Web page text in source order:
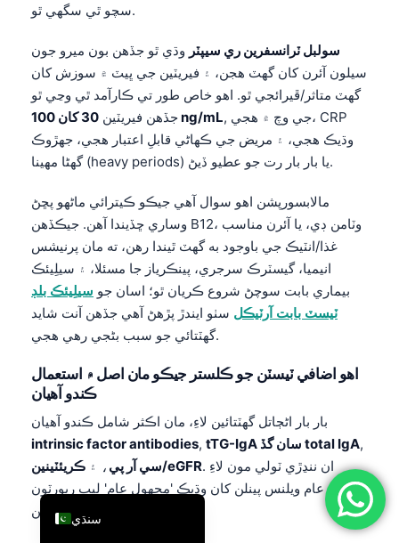
سچو ٿي سگهي ٿو.
سولبل ٽرانسفرين ري سيپٽر وڌي ٿو جڏهن بون ميرو جون
سيلون آئرن کان گهٽ هجن، ۽ فيريٽين جي ڀيٽ ۾ سوزش کان
گهٽ متاثر/ڦيرائجي ٿو. اهو خاص طور تي ڪارآمد ٿي وڃي ٿو
جڏهن فيريٽين30 کان 100 ng/mL, جي وچ ۾ هجي، CRP
وڌيڪ هجي، ۽ مريض جي ڪهاڻي قابلِ اعتبار هجي، جهڙوڪ
گهڻا مهينا (heavy periods) يا بار بار رت جو عطيو ڏيڻ.
مالابسورپشن اهو سوال آهي جيڪو ڪيترائي ماڻهو پڇڻ
وساري ڇڏيندا آهن. جيڪڏهن B12، وٽامن ڊي، يا آئرن مناسب
غذا/انٽيڪ جي باوجود به گهٽ ٿيندا رهن، ته مان پرنيشس
انيميا، گيسٽرڪ سرجري، پينڪرياز جا مسئلا، ۽ سيلِيئڪ
بيماري بابت سوچڻ شروع ڪريان ٿو؛ اسان جو سيلِيئڪ بلڊ
ٽيسٽ بابت آرٽيڪل سٺو ايندڙ پڙهڻ آهي جڏهن آنت شايد
گهٽتائي جو سبب بڻجي رهي هجي.
اهو اضافي ٽيسٽن جو ڪلستر جيڪو مان اصل ۾ استعمال
ڪندو آهيان
بار بار اڻڄاتل گهٽتائين لاءِ، مان اڪثر شامل ڪندو آهيان
intrinsic factor antibodies, tTG-IgA سان گڏ total IgA,
سي آر پي ، ۽ ڪريئٽينين/eGFR. ان ننڍڙي ٽولي مون لاءِ
مهانگي عام ويلنس پينلن کان وڌيڪ 'مجهول عام' ليب رپورٽون
سنڌي
English
Deutsch
العربية
Français
עִבְרִית
Italiano
Español
Português
Ελληνικά
Türkçe
Română
简体中文
فارسی
Български
Dansk
Nederlands
हिन्दी